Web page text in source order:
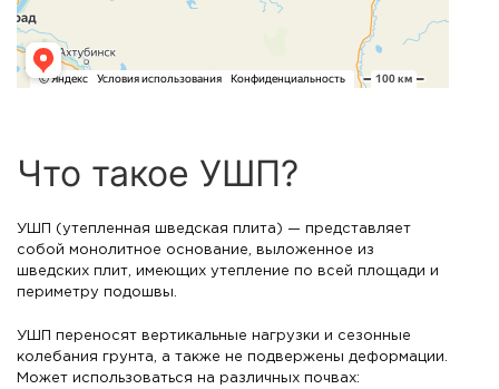
Что такое УШП?
УШП (утепленная шведская плита) — представляет
собой монолитное основание, выложенное из
шведских плит, имеющих утепление по всей площади и
периметру подошвы.
УШП переносят вертикальные нагрузки и сезонные
колебания грунта, а также не подвержены деформации.
Может использоваться на различных почвах: